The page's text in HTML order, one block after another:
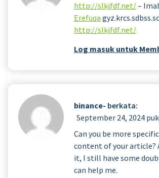
http://slkjfdf.net/–
Erefuqa
http://slkjfdf.net/
Log masuk untuk
binance- berkata:
September 24, 2024
Can you be more
content of your article?
it, I still have some
can help me.